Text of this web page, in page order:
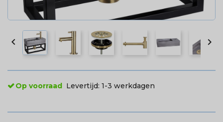
 
Op voorraad Levertijd: 1-3 werkdagen